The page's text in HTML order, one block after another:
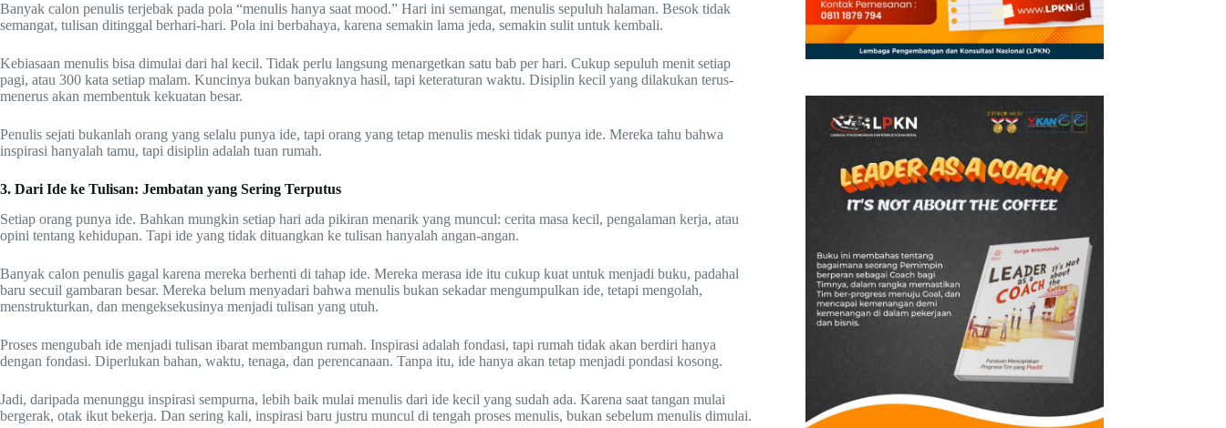
Banyak calon penulis terjebak pada pola “menulis hanya saat mood.” Hari ini semangat, menulis sepuluh halaman. Besok tidak
semangat, tulisan ditinggal berhari-hari. Pola ini berbahaya, karena semakin lama jeda, semakin sulit untuk kembali.
Kebiasaan menulis bisa dimulai dari hal kecil. Tidak perlu langsung menargetkan satu bab per hari. Cukup sepuluh menit setiap
pagi, atau 300 kata setiap malam. Kuncinya bukan banyaknya hasil, tapi keteraturan waktu. Disiplin kecil yang dilakukan terus-
menerus akan membentuk kekuatan besar.
Penulis sejati bukanlah orang yang selalu punya ide, tapi orang yang tetap menulis meski tidak punya ide. Mereka tahu bahwa
inspirasi hanyalah tamu, tapi disiplin adalah tuan rumah.
3. Dari Ide ke Tulisan: Jembatan yang Sering Terputus
Setiap orang punya ide. Bahkan mungkin setiap hari ada pikiran menarik yang muncul: cerita masa kecil, pengalaman kerja, atau
opini tentang kehidupan. Tapi ide yang tidak dituangkan ke tulisan hanyalah angan-angan.
Banyak calon penulis gagal karena mereka berhenti di tahap ide. Mereka merasa ide itu cukup kuat untuk menjadi buku, padahal
baru secuil gambaran besar. Mereka belum menyadari bahwa menulis bukan sekadar mengumpulkan ide, tetapi mengolah,
menstrukturkan, dan mengeksekusinya menjadi tulisan yang utuh.
Proses mengubah ide menjadi tulisan ibarat membangun rumah. Inspirasi adalah fondasi, tapi rumah tidak akan berdiri hanya
dengan fondasi. Diperlukan bahan, waktu, tenaga, dan perencanaan. Tanpa itu, ide hanya akan tetap menjadi pondasi kosong.
Jadi, daripada menunggu inspirasi sempurna, lebih baik mulai menulis dari ide kecil yang sudah ada. Karena saat tangan mulai
bergerak, otak ikut bekerja. Dan sering kali, inspirasi baru justru muncul di tengah proses menulis, bukan sebelum menulis dimulai.